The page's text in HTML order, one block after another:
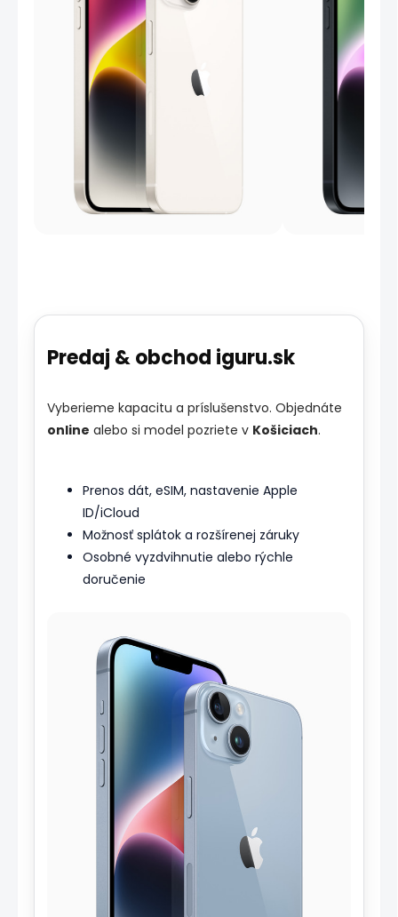
Predaj & obchod iguru.sk
Vyberieme kapacitu a príslušenstvo. Objednáte
online alebo si model pozriete v Košiciach.
Prenos dát, eSIM, nastavenie Apple
ID/iCloud
Možnosť splátok a rozšírenej záruky
Osobné vyzdvihnutie alebo rýchle
doručenie